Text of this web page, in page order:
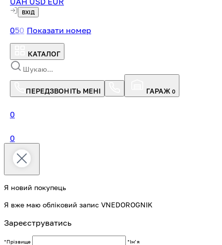
ВХІД
050 Показати номер
КАТАЛОГ
ПЕРЕДЗВОНІТЬ МЕНІ ГАРАЖ 0
0
0
Я новий покупець
Я вже маю обліковий запис VNEDOROGNIK
Зареєструватись
*Прізвище
*Імʼя